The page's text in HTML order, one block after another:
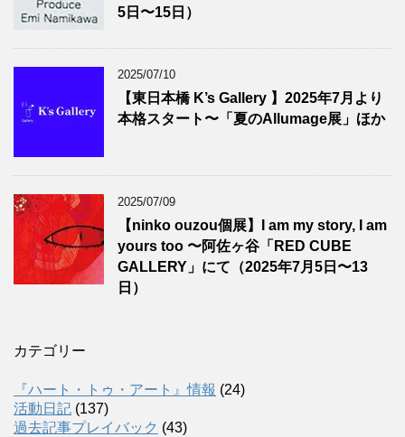
5日〜15日）
2025/07/10
【東日本橋 K’s Gallery 】2025年7月より
本格スタート〜「夏のAllumage展」ほか
2025/07/09
【ninko ouzou個展】I am my story, I am
yours too 〜阿佐ヶ谷「RED CUBE
GALLERY」にて（2025年7月5日〜13
日）
カテゴリー
『ハート・トゥ・アート』情報 (24)
活動日記 (137)
過去記事プレイバック (43)